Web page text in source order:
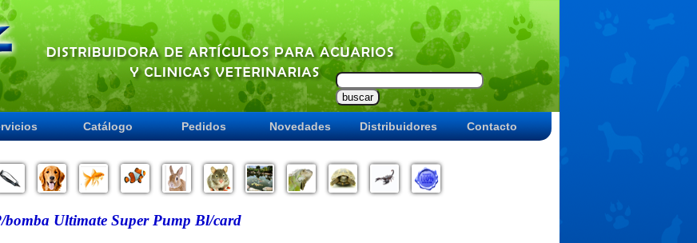
Catálogo Pedidos Novedades Distribuidores Contacto
bomba Ultimate Super Pump Bl/card